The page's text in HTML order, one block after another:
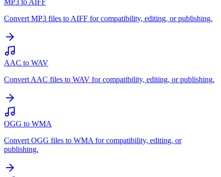
Convert MP3 files to AIFF for compatibility, editing, or publishing.
AAC to WAV
Convert AAC files to WAV for compatibility, editing, or publishing.
OGG to WMA
Convert OGG files to WMA for compatibility, editing, or
publishing.